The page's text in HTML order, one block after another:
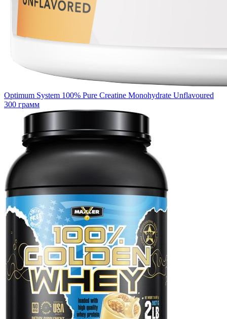
Optimum System 100% Pure Creatine Monohydrate Unflavoured
300 грамм